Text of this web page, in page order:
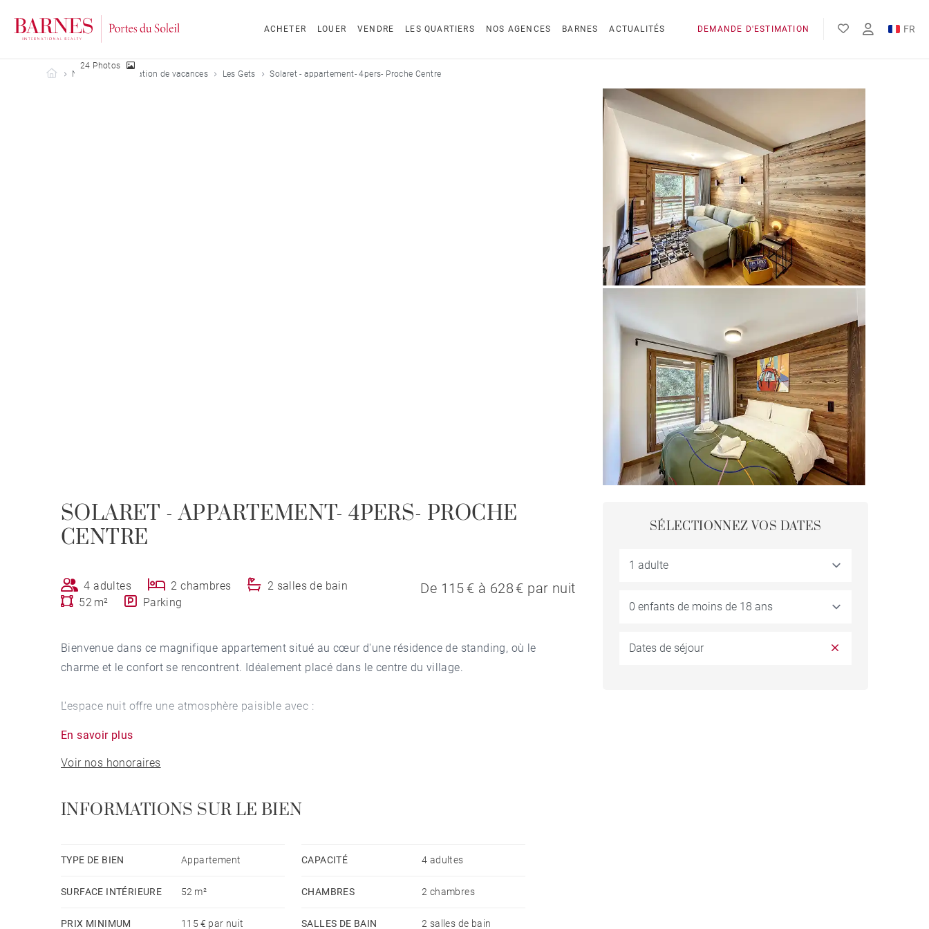
ACHETER LOUER VENDRE LES QUARTIERS NOS AGENCES BARNES ACTUALITÉS DEMANDE D'ESTIMATION
FR
Barnes Portes du Soleil
Nos biens en location de vacances Les Gets Solaret - appartement- 4pers- Proche Centre
24 Photos
SOLARET - APPARTEMENT- 4PERS- PROCHE
CENTRE
4 adultes 2 chambres
2 salles de bain
52 m²
Parking
De 115 € à 628 € par nuit
Bienvenue dans ce magnifique appartement situé au cœur d'une résidence de standing, où le
charme et le confort se rencontrent. Idéalement placé dans le centre du village.
L'espace nuit offre une atmosphère paisible avec :
Une chambre élégante équipée d'un lit double de 160, dotée d'un accès à la terrasse et d'une salle de
douche attenante.
Une salle de douche supplémentaire avec WC.
Un espace salle à manger pour des repas conviviaux.
Un salon TV confortable avec accès à une terrasse, idéal pour des moments de détente.
En savoir plus
Voir nos honoraires
INFORMATIONS SUR LE BIEN
TYPE DE BIEN Appartement
SURFACE INTÉRIEURE 52 m²
PRIX MINIMUM 115 € par nuit
CAPACITÉ 4 adultes
CHAMBRES 2 chambres
SALLES DE BAIN 2 salles de bain
SÉLECTIONNEZ VOS DATES